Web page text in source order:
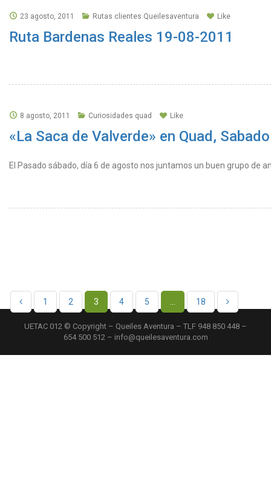
23 agosto, 2011 Rutas clientes Queilesaventura Like
Ruta Bardenas Reales 19-08-2011
8 agosto, 2011 Curiosidades quad Like
«La Saca de Valverde» en Quad,
El Pasado sábado, día 6 de agosto nos juntamos un buen grupo de
1 2 3 4 5 18
UETAC 012 © Copyright – Queiles Aventura – TLF 948 850 448 –
654 500 512 – info@queilesaventura.com